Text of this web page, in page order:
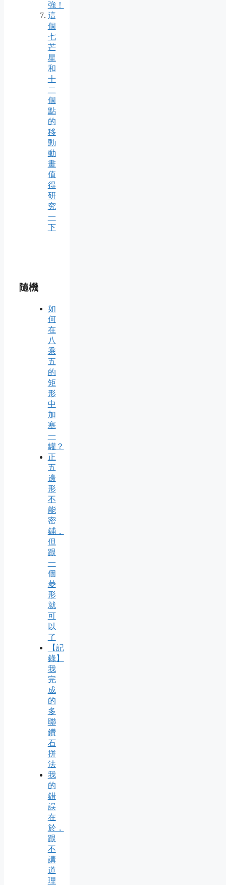
強！
這
個
七
芒
星
和
十
二
個
點
的
移
動
動
畫
值
得
研
究
一
下
隨機
如
何
在
八
乘
五
的
矩
形
中
加
塞
一
罐？
正
五
邊
形
不
能
密
鋪，
但
跟
一
個
菱
形
就
可
以
了
【記
錄】
我
完
成
的
多
聯
鑽
石
拼
法
我
的
錯
誤
在
於，
跟
不
講
道
理